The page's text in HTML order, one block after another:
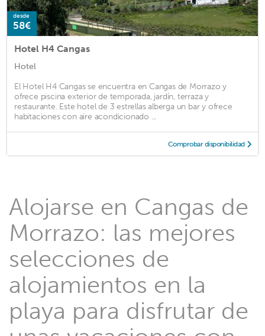
desde
58€
Hotel H4 Cangas
Hotel
El Hotel H4 Cangas se encuentra en Cangas de Morrazo y
ofrece piscina exterior de temporada, jardín, terraza y
restaurante. Este hotel de 3 estrellas alberga un bar y ofrece
habitaciones con aire acondicionado ...
Comprobar disponibilidad
Alojarse en Cangas de
Morrazo: las mejores
selecciones de
alojamientos en la
playa para disfrutar de